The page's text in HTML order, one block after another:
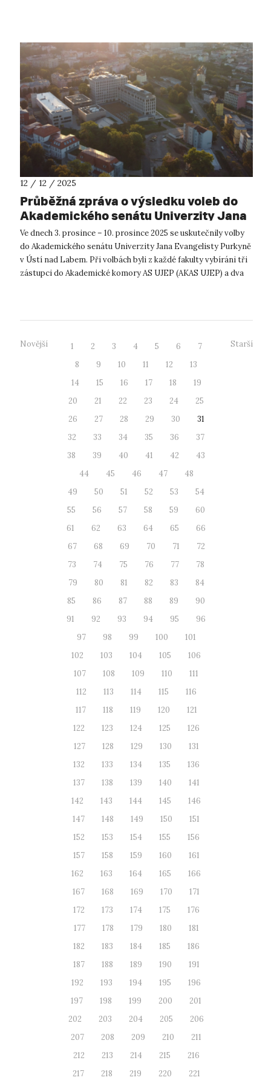
12 / 12 / 2025
Průběžná zpráva o výsledku voleb do
Akademického senátu Univerzity Jana
Evangelisty Purkyně v Ústí nad Labem
Ve dnech 3. prosince – 10. prosince 2025 se uskutečnily volby
do Akademického senátu Univerzity Jana Evangelisty Purkyně
v Ústí nad Labem. Při volbách byli z každé fakulty vybíráni tři
zástupci do Akademické komory AS UJEP (AKAS UJEP) a dva
Novější 1 2 3 4 5 6
7
8
9 10 11 12
13
14
15 16 17 18
19
20
21 22 23 24
25
26
27 28 29 30
31
32
33 34 35 36
37
38
39 40 41 42
43
44
45 46 47
48
49
50 51 52 53
54
55
56 57 58 59
60
61
62 63 64 65
66
67
68 69 70 71
72
73
74 75 76 77
78
79
80 81 82 83
84
85
86 87 88 89
90
91
92 93 94 95
96
97
98 99 100
101
102
103 104 105
106
107
108 109 110
111
112
113 114 115
116
117
118 119 120
121
122
123 124 125
126
127
128 129 130
131
132
133 134 135
136
137
138 139 140
141
142
143 144 145
146
147
148 149 150
151
152
153 154 155
156
157
158 159 160
161
162
163 164 165
166
167
168 169 170
171
172
173 174 175
176
177
178 179 180
181
182
183 184 185
186
187
188 189 190
191
192
193 194 195
196
197
198 199 200
201
202
203 204 205
206
207
208 209 210
211
212
213 214 215
216
217
218 219 220
221
Starší